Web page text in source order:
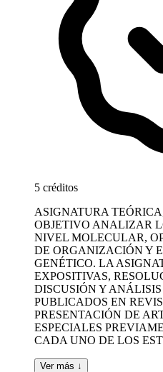
5 créditos
ASIGNATURA
OBJETIVO ANALIZAR
NIVEL MOLECULAR,
DE ORGANIZACIÓN Y
GENÉTICO. LA
EXPOSITIVAS,
DISCUSIÓN Y
PUBLICADOS EN
PRESENTACIÓN DE
ESPECIALES
CADA UNO DE LOS
Ver más ↓